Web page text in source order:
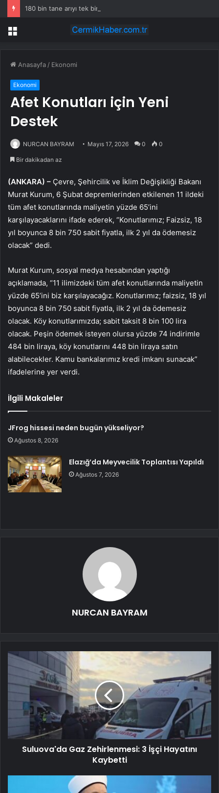
180 bin tane arıyı tek bir amaç doğaya saldılar
Menü
Anasayfa / Ekonomi
Ekonomi
Afet Konutları için Yeni
Destek
NURCAN BAYRAM Mayıs 17, 2026 0 0
Bir dakikadan az
(ANKARA) – Çevre, Şehircilik ve İklim Değişikliği Bakanı
Murat Kurum, 6 Şubat depremlerinden etkilenen 11 ildeki
tüm afet konutlarında maliyetin yüzde 65’ini
karşılayacaklarını ifade ederek, “Konutlarımız; Faizsiz, 18
yıl boyunca 8 bin 750 sabit fiyatla, ilk 2 yıl da ödemesiz
olacak” dedi.
Murat Kurum, sosyal medya hesabından yaptığı
açıklamada, “11 ilimizdeki tüm afet konutlarında maliyetin
yüzde 65’ini biz karşılayacağız. Konutlarımız; faizsiz, 18 yıl
boyunca 8 bin 750 sabit fiyatla, ilk 2 yıl da ödemesiz
olacak. Köy konutlarımızda; sabit taksit 8 bin 100 lira
olacak. Peşin ödemek isteyen olursa yüzde 74 indirimle
484 bin liraya, köy konutlarını 448 bin liraya satın
alabilecekler. Kamu bankalarımız kredi imkanı sunacak”
ifadelerine yer verdi.
İlgili Makaleler
JFrog hissesi neden bugün yükseliyor?
Ağustos 8, 2026
Elazığ’da Meyvecilik Toplantısı Yapıldı
Ağustos 7, 2026
NURCAN BAYRAM
Suluova'da Gaz Zehirlenmesi: 3 İşçi Hayatını
Kaybetti